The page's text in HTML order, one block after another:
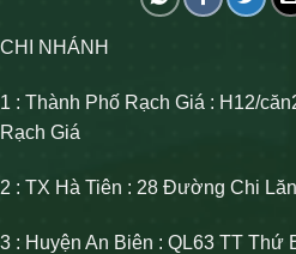
CHI NHÁNH
1 : Thành Phố Rạch Giá : H12/
Rạch Giá
2 : TX Hà Tiên : 28 Đường Chi
3 : Huyện An Biên : QL63 TT Thứ